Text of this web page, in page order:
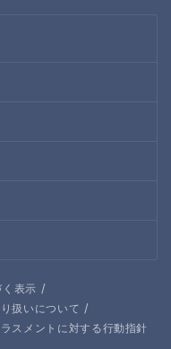
表示 /
扱いについて /
スメントに対する行動指針